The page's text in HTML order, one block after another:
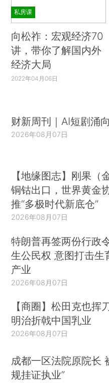
私房课
向松祚：宏观经济70
讲，带你了解国内外
经济大局
2022年04月06日
财新周刊｜AI短剧涌
2026年08月07日
【地缘图志】刚果（
铜钴出口，世界黄金
推“多极时代新底仓”
2026年08月07日
特朗普再签两份行政
生公民权 意图打击生
产业
2026年08月07日
【商圈】松田克也挥
明治折戟中国乳业
2026年08月07日
成都一区法院原院长
规挂证执业”